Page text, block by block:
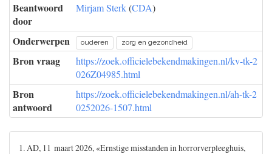
Beantwoord
door
Mirjam Sterk(CDA)
Onderwerpen ouderen zorg en gezondheid
Bron vraag
https://zoek.officielebekendmakingen.nl/kv-tk-2
026Z04985.html
Bron
antwoord
https://zoek.officielebekendmakingen.nl/ah-tk-2
0252026-1507.html
1. AD, 11 maart 2026, «Ernstige misstanden in horrorverpleeghuis,